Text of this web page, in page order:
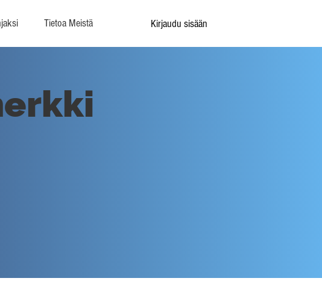
Tietoa Meistä Kirjaudu sisään